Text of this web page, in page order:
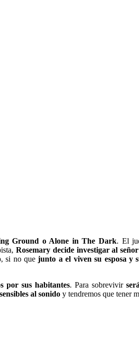
Ground o Alone in The Dark. El
Rosemary decide investigar al
si no quejunto a el viven su esposa y
por sus habitantes. Para sobrevivir
al sonido y tendremos que tener